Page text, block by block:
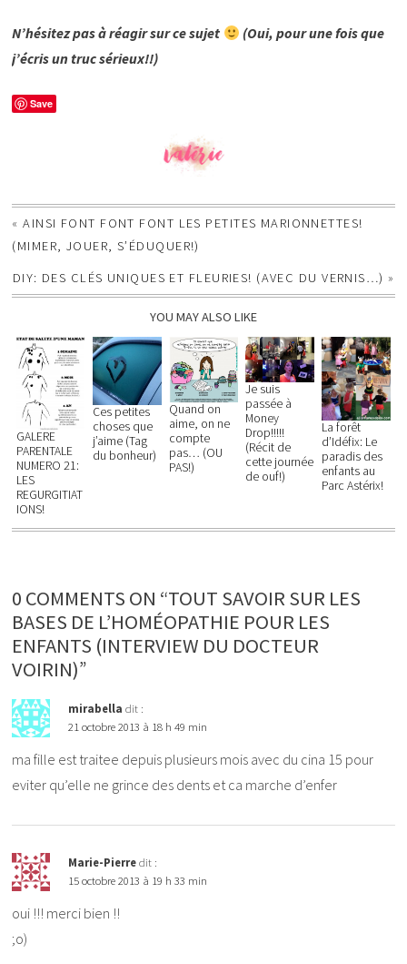
N’hésitez pas à réagir sur ce sujet
(Oui, pour une fois que
j’écris un truc sérieux!!)
Save
«AINSI FONT FONT FONT LES PETITES MARIONNETTES!
(MIMER, JOUER, S’ÉDUQUER!)
DIY: DES CLÉS UNIQUES ET FLEURIES! (AVEC DU VERNIS…) »
YOU MAY ALSO LIKE
GALERE
PARENTALE
NUMERO 21:
LES
REGURGITIAT
IONS!
Ces petites
choses que
j’aime (Tag
du bonheur)
Quand on
aime, on ne
compte
pas… (OU
PAS!)
Je suis
passée à
Money
Drop!!!!!
(Récit de
cette journée
de ouf!)
La forêt
d’Idéfix: Le
paradis des
enfants au
Parc Astérix!
0 COMMENTS ON “TOUT SAVOIR SUR LES
BASES DE L’HOMÉOPATHIE POUR LES
ENFANTS (INTERVIEW DU DOCTEUR
VOIRIN)”
mirabella dit :
21 octobre 2013 à 18 h 49 min
ma fille est traitee depuis plusieurs mois avec du cina 15 pour
eviter qu’elle ne grince des dents et ca marche d’enfer
Marie-Pierre dit :
15 octobre 2013 à 19 h 33 min
oui !!! merci bien !!
;o)